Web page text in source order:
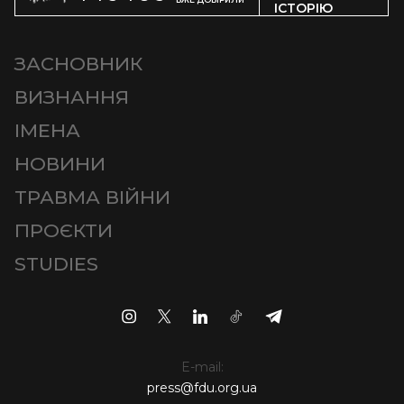
ІСТОРІЮ
ЗАСНОВНИК
ВИЗНАННЯ
ІМЕНА
НОВИНИ
ТРАВМА ВІЙНИ
ПРОЄКТИ
STUDIES
E-mail:
press@fdu.org.ua